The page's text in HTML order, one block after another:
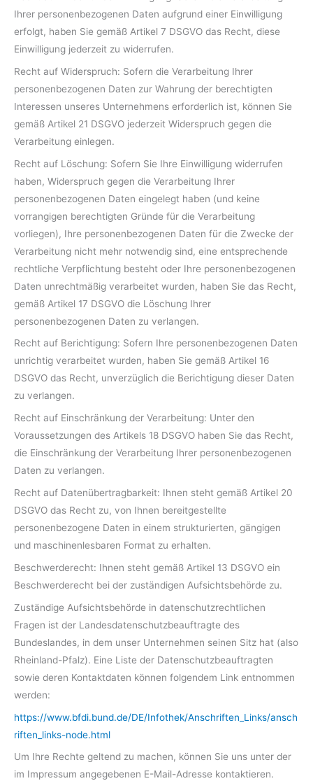
Ihrer personenbezogenen Daten aufgrund einer Einwilligung
erfolgt, haben Sie gemäß Artikel 7 DSGVO das Recht, diese
Einwilligung jederzeit zu widerrufen.
Recht auf Widerspruch: Sofern die Verarbeitung Ihrer
personenbezogenen Daten zur Wahrung der berechtigten
Interessen unseres Unternehmens erforderlich ist, können Sie
gemäß Artikel 21 DSGVO jederzeit Widerspruch gegen die
Verarbeitung einlegen.
Recht auf Löschung: Sofern Sie Ihre Einwilligung widerrufen
haben, Widerspruch gegen die Verarbeitung Ihrer
personenbezogenen Daten eingelegt haben (und keine
vorrangigen berechtigten Gründe für die Verarbeitung
vorliegen), Ihre personenbezogenen Daten für die Zwecke der
Verarbeitung nicht mehr notwendig sind, eine entsprechende
rechtliche Verpflichtung besteht oder Ihre personenbezogenen
Daten unrechtmäßig verarbeitet wurden, haben Sie das Recht,
gemäß Artikel 17 DSGVO die Löschung Ihrer
personenbezogenen Daten zu verlangen.
Recht auf Berichtigung: Sofern Ihre personenbezogenen Daten
unrichtig verarbeitet wurden, haben Sie gemäß Artikel 16
DSGVO das Recht, unverzüglich die Berichtigung dieser Daten
zu verlangen.
Recht auf Einschränkung der Verarbeitung: Unter den
Voraussetzungen des Artikels 18 DSGVO haben Sie das Recht,
die Einschränkung der Verarbeitung Ihrer personenbezogenen
Daten zu verlangen.
Recht auf Datenübertragbarkeit: Ihnen steht gemäß Artikel 20
DSGVO das Recht zu, von Ihnen bereitgestellte
personenbezogene Daten in einem strukturierten, gängigen
und maschinenlesbaren Format zu erhalten.
Beschwerderecht: Ihnen steht gemäß Artikel 13 DSGVO ein
Beschwerderecht bei der zuständigen Aufsichtsbehörde zu.
Zuständige Aufsichtsbehörde in datenschutzrechtlichen
Fragen ist der Landesdatenschutzbeauftragte des
Bundeslandes, in dem unser Unternehmen seinen Sitz hat (also
Rheinland-Pfalz). Eine Liste der Datenschutzbeauftragten
sowie deren Kontaktdaten können folgendem Link entnommen
werden:
https://www.bfdi.bund.de/DE/Infothek/Anschriften_Links/ansch
riften_links-node.html
Um Ihre Rechte geltend zu machen, können Sie uns unter der
im Impressum angegebenen E-Mail-Adresse kontaktieren.